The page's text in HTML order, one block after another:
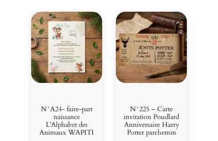
N°A24- faire-part
naissance
L’Alphabet des
Animaux WAPITI
N°225 – Carte
invitation Poudlard
Anniversaire Harry
Potter parchemin